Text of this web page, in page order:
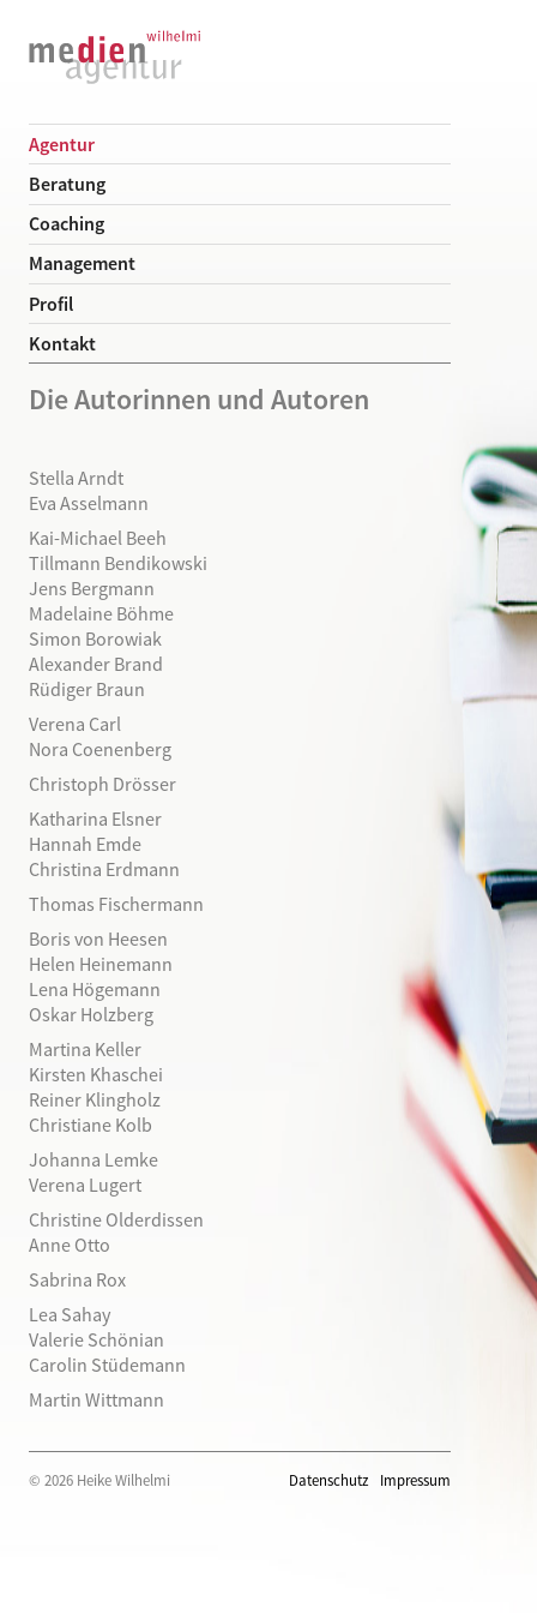
Agentur
Beratung
Coaching
Management
Profil
Kontakt
Die Autorinnen und Autoren
Stella Arndt
Eva Asselmann
Kai-Michael Beeh
Tillmann Bendikowski
Jens Bergmann
Madelaine Böhme
Simon Borowiak
Alexander Brand
Rüdiger Braun
Verena Carl
Nora Coenenberg
Christoph Drösser
Katharina Elsner
Hannah Emde
Christina Erdmann
Thomas Fischermann
Boris von Heesen
Helen Heinemann
Lena Högemann
Oskar Holzberg
Martina Keller
Kirsten Khaschei
Reiner Klingholz
Christiane Kolb
Johanna Lemke
Verena Lugert
Christine Olderdissen
Anne Otto
Sabrina Rox
Lea Sahay
Valerie Schönian
Carolin Stüdemann
Martin Wittmann
© 2026 Heike Wilhelmi Impressum
Datenschutz